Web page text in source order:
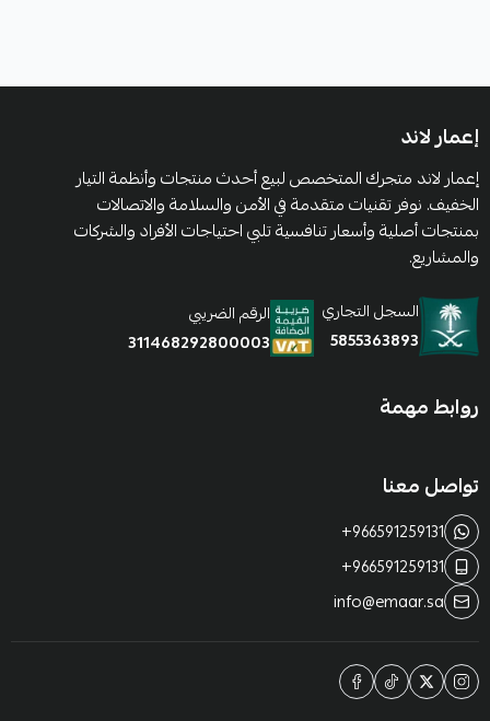
إعمار لاند
إعمار لاند متجرك المتخصص لبيع أحدث منتجات وأنظمة التيار
الخفيف. نوفر تقنيات متقدمة في الأمن والسلامة والاتصالات
بمنتجات أصلية وأسعار تنافسية تلبي احتياجات الأفراد والشركات
والمشاريع.
السجل التجاري
5855363893
الرقم الضريبي
311468292800003
روابط مهمة
تواصل معنا
+966591259131
+966591259131
info@emaar.sa